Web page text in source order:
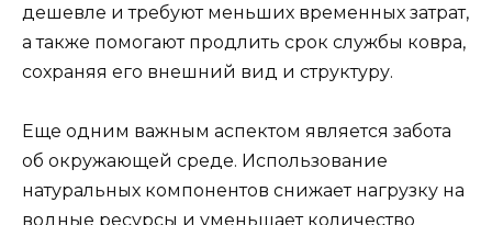
дешевле и требуют меньших временных затрат,
а также помогают продлить срок службы ковра,
сохраняя его внешний вид и структуру.
Еще одним важным аспектом является забота
об окружающей среде. Использование
натуральных компонентов снижает нагрузку на
водные ресурсы и уменьшает количество